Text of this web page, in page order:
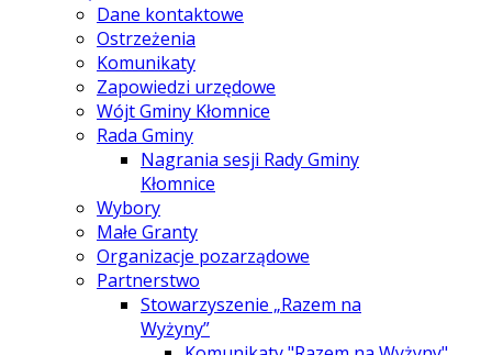
Dane kontaktowe
Ostrzeżenia
Komunikaty
Zapowiedzi urzędowe
Wójt Gminy Kłomnice
Rada Gminy
Nagrania sesji Rady Gminy
Kłomnice
Wybory
Małe Granty
Organizacje pozarządowe
Partnerstwo
Stowarzyszenie „Razem na
Wyżyny”